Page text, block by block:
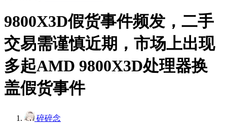
9800X3D假货事件频发，二手
交易需谨慎近期，市场上出现
多起AMD 9800X3D处理器换
盖假货事件
碎碎念